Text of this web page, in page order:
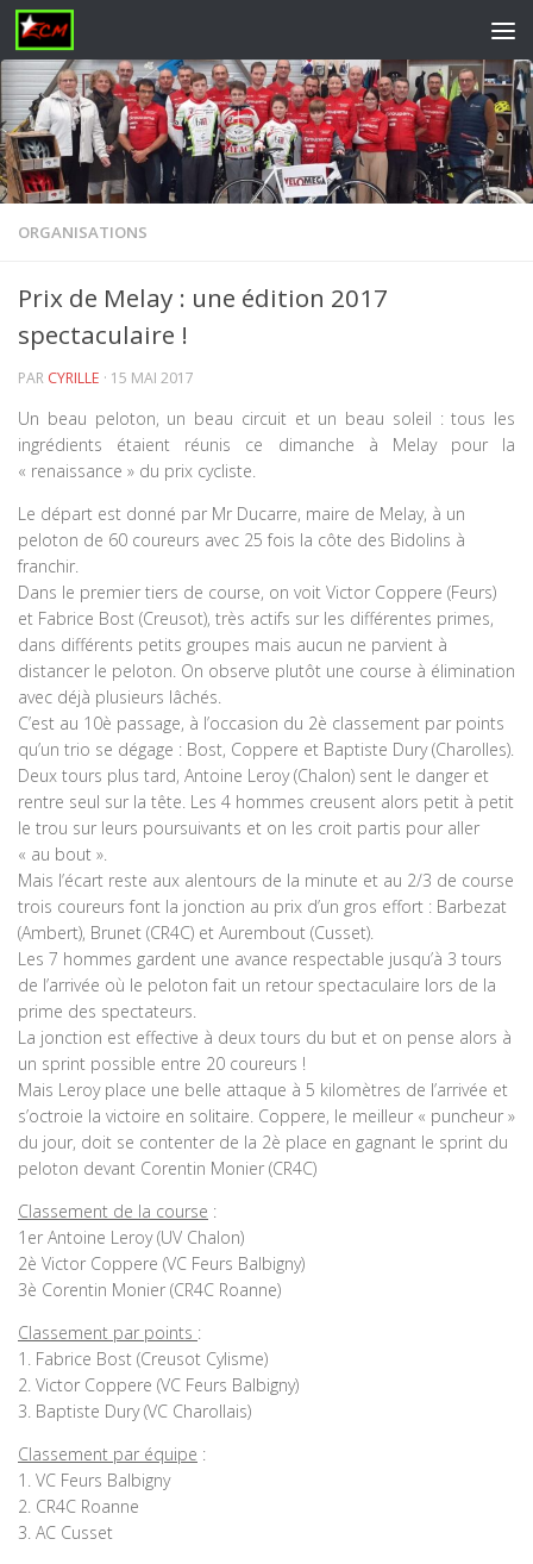
Skip to content
ORGANISATIONS
Prix de Melay : une édition 2017
spectaculaire !
PAR CYRILLE · 15 MAI 2017
Un beau peloton, un beau circuit et un beau soleil : tous les
ingrédients étaient réunis ce dimanche à Melay pour la
« renaissance » du prix cycliste.
Le départ est donné par Mr Ducarre, maire de Melay, à un
peloton de 60 coureurs avec 25 fois la côte des Bidolins à
franchir.
Dans le premier tiers de course, on voit Victor Coppere (Feurs)
et Fabrice Bost (Creusot), très actifs sur les différentes primes,
dans différents petits groupes mais aucun ne parvient à
distancer le peloton. On observe plutôt une course à élimination
avec déjà plusieurs lâchés.
C’est au 10è passage, à l’occasion du 2è classement par points
qu’un trio se dégage : Bost, Coppere et Baptiste Dury (Charolles).
Deux tours plus tard, Antoine Leroy (Chalon) sent le danger et
rentre seul sur la tête. Les 4 hommes creusent alors petit à petit
le trou sur leurs poursuivants et on les croit partis pour aller
« au bout ».
Mais l’écart reste aux alentours de la minute et au 2/3 de course
trois coureurs font la jonction au prix d’un gros effort : Barbezat
(Ambert), Brunet (CR4C) et Aurembout (Cusset).
Les 7 hommes gardent une avance respectable jusqu’à 3 tours
de l’arrivée où le peloton fait un retour spectaculaire lors de la
prime des spectateurs.
La jonction est effective à deux tours du but et on pense alors à
un sprint possible entre 20 coureurs !
Mais Leroy place une belle attaque à 5 kilomètres de l’arrivée et
s’octroie la victoire en solitaire. Coppere, le meilleur « puncheur »
du jour, doit se contenter de la 2è place en gagnant le sprint du
peloton devant Corentin Monier (CR4C)
Classement de la course :
1er Antoine Leroy (UV Chalon)
2è Victor Coppere (VC Feurs Balbigny)
3è Corentin Monier (CR4C Roanne)
Classement par points :
1. Fabrice Bost (Creusot Cylisme)
2. Victor Coppere (VC Feurs Balbigny)
3. Baptiste Dury (VC Charollais)
Classement par équipe :
1. VC Feurs Balbigny
2. CR4C Roanne
3. AC Cusset